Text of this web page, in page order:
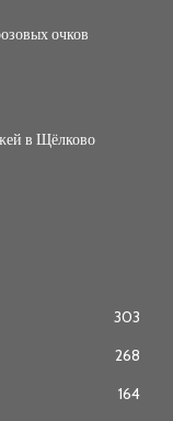
очков
в Щёлково
303
268
164